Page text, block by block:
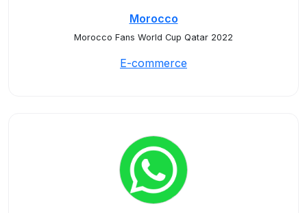
Morocco
Morocco Fans World Cup Qatar 2022
E-commerce